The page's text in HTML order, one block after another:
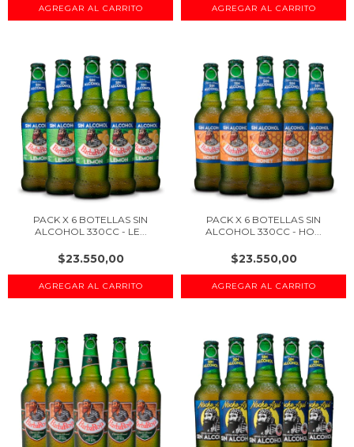
PACK X 6 BOTELLAS SIN
ALCOHOL 330CC - LE...
$23.550,00
PACK X 6 BOTELLAS SIN
ALCOHOL 330CC - HO...
$23.550,00